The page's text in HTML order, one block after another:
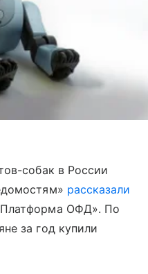
собак в России
рассказали
ОФД». По
за год купили